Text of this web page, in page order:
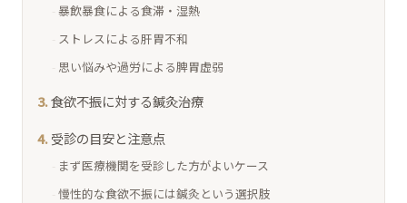
暴飲暴食による食滞・湿熱
ストレスによる肝胃不和
思い悩みや過労による脾胃虚弱
食欲不振に対する鍼灸治療
受診の目安と注意点
まず医療機関を受診した方がよいケース
慢性的な食欲不振には鍼灸という選択肢